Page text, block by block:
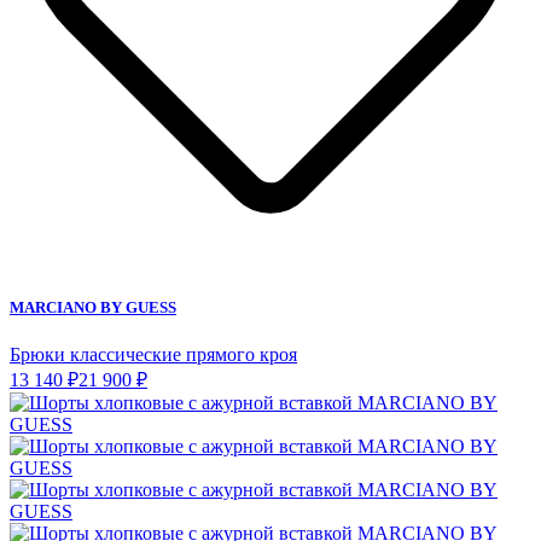
MARCIANO BY GUESS
Брюки классические прямого кроя
13 140 ₽21 900 ₽